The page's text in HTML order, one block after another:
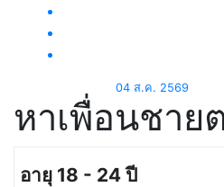
04 ส.ค. 2569
หาเพื่อนชาย